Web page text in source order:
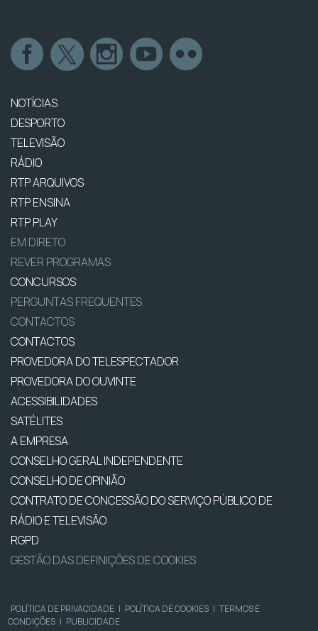
NOTÍCIAS
DESPORTO
TELEVISÃO
RÁDIO
RTP ARQUIVOS
RTP ENSINA
RTP PLAY
EM DIRETO
REVER PROGRAMAS
CONCURSOS
PERGUNTAS FREQUENTES
CONTACTOS
CONTACTOS
PROVEDORA DO TELESPECTADOR
PROVEDORA DO OUVINTE
ACESSIBILIDADES
SATÉLITES
A EMPRESA
CONSELHO GERAL INDEPENDENTE
CONSELHO DE OPINIÃO
CONTRATO DE CONCESSÃO DO SERVIÇO PÚBLICO DE
RÁDIO E TELEVISÃO
RGPD
GESTÃO DAS DEFINIÇÕES DE COOKIES
POLÍTICA DE PRIVACIDADE | POLÍTICA DE COOKIES | TERMOS E
CONDIÇÕES | PUBLICIDADE